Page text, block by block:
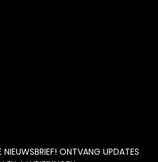
ONTVANG UPDATES